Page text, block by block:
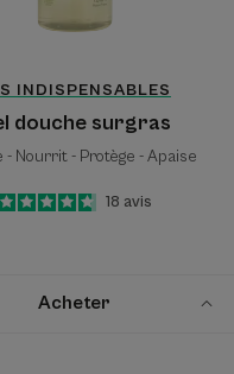
INDISPENSABLES
douche surgras
- Nourrit - Protège - Apaise
4.7
/5
18 avis
Acheter